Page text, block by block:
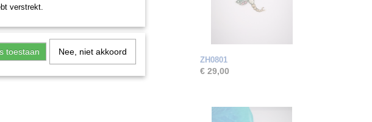
ZH0801
€ 29,00
verstrekt.
toestaan Nee, niet akkoord